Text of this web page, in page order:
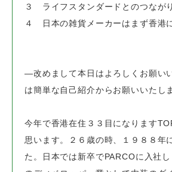
３ ライフスタンダードとのつながり
４ 日本の雑貨メーカーはまず香港
―改めまして本日はよろしくお願い
は簡単な自己紹介からお願いいたし
今年で香港在住３３目になります
思います。
２６歳の時、１９８８年
た。日本では新卒でPARCOに入社